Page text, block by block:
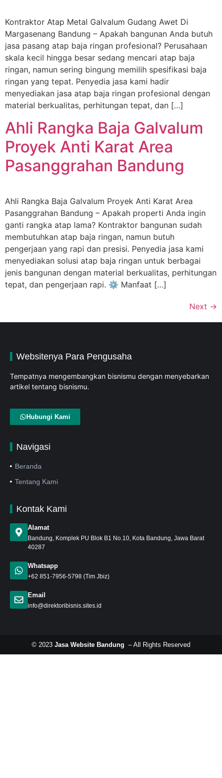
Kontraktor Atap Metal Galvalum Gudang Awet Di
Margasenang Bandung – Apakah bangunan Anda butuh
jasa pasang atap baja ringan profesional? Perusahaan
skala kecil hingga besar sedang mencari atap baja
ringan, namun sering bingung memilih spesifikasi baja
ringan yang tepat. Penyedia jasa kami hadir
menyediakan jasa atap baja ringan profesional dengan
material berkualitas, perhitungan tepat, dan […]
Ahli Rangka Baja Galvalum
Proyek Anti Karat Area
Pasanggrahan Bandung
Ahli Rangka Baja Galvalum Proyek Anti Karat Area
Pasanggrahan Bandung – Apakah properti Anda ingin
ganti rangka atap lama? Kontraktor bangunan sudah
membutuhkan atap baja ringan, namun butuh
pengerjaan yang rapi dan presisi. Penyedia jasa kami
menyediakan solusi atap baja ringan untuk berbagai
jenis bangunan dengan material berkualitas, perhitungan
tepat, dan pengerjaan rapi. ⚙️ Manfaat […]
Next →
Websitenya Para Pengusaha
Tempatnya mengembangkan bisnismu dengan menyebarkan
artikel tentang bisnismu.
Hubungi Kami
Navigasi
Beranda
Tentang Kami
Kontak Kami
Alamat
Bandung, Komplek PU Blok B1 No.10, Kota Bandung, Jawa Barat
40287
Whatsapp
+62 851-7956-5798 (Tim Jbiz)
Email
info@direktoribisnis.sites.id
© 2023 Jasa Website Bandung – All Rights Reserved